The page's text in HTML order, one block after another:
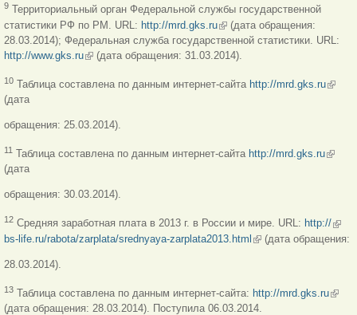
9 Территориальный орган Федеральной службы государственной
статистики РФ по РМ. URL: http://mrd.gks.ru(link is external)
(дата обращения:
28.03.2014); Федеральная служба государственной статистики. URL:
http://www.gks.ru(link is external)
(дата обращения: 31.03.2014).
10 Таблица составлена по данным интернет-сайта http://mrd.gks.ru(link is
(дата
обращения: 25.03.2014).
11 Таблица составлена по данным интернет-сайта http://mrd.gks.ru(link is
(дата
обращения: 30.03.2014).
12 Средняя заработная плата в 2013 г. в России и мире. URL: http://(link
bs-life.ru/rabota/zarplata/srednyaya-zarplata2013.html (link is external)
(дата обращения:
28.03.2014).
13 Таблица составлена по данным интернет-сайта: http://mrd.gks.ru(link
(дата обращения: 28.03.2014). Поступила 06.03.2014.